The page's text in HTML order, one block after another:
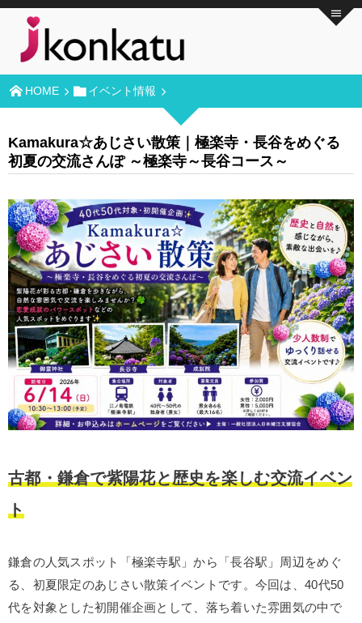
HOME イベント情報
Kamakura☆あじさい散策｜極楽寺・長谷をめぐる
初夏の交流さんぽ ～極楽寺～長谷コース～
古都・鎌倉で紫陽花と歴史を楽しむ交流イベン
ト
鎌倉の人気スポット「極楽寺駅」から「長谷駅」周辺をめぐ
る、初夏限定のあじさい散策イベントです。今回は、40代50
代を対象とした初開催企画として、落ち着いた雰囲気の中で